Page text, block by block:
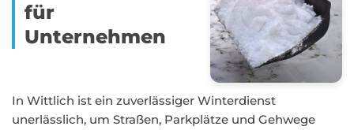
für
Unternehmen
In Wittlich ist ein zuverlässiger Winterdienst
unerlässlich, um Straßen, Parkplätze und Gehwege